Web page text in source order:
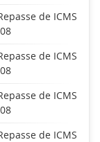
de ICMS
de ICMS
de ICMS
de ICMS